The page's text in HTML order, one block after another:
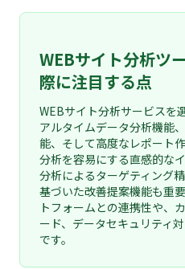
WEBサイト分析ツ
際に注目する点
WEBサイト分析サービスを
アルタイムデータ分析機能
能、そして高度なレポート
分析を容易にする直感的な
分析によるターゲティング
基づいた改善提案機能も重
トフォームとの連携性や、
ード、データセキュリティ
です。